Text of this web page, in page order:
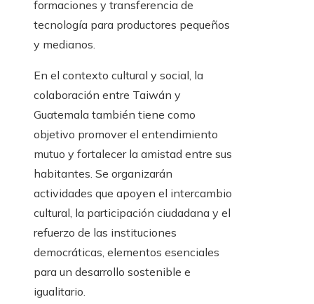
formaciones y transferencia de
tecnología para productores pequeños
y medianos.
En el contexto cultural y social, la
colaboración entre Taiwán y
Guatemala también tiene como
objetivo promover el entendimiento
mutuo y fortalecer la amistad entre sus
habitantes. Se organizarán
actividades que apoyen el intercambio
cultural, la participación ciudadana y el
refuerzo de las instituciones
democráticas, elementos esenciales
para un desarrollo sostenible e
igualitario.